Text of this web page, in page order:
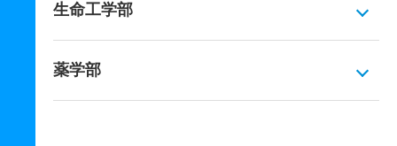
生命工学部
薬学部